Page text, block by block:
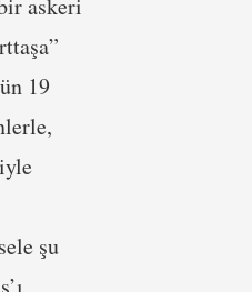
askeri
19
şu